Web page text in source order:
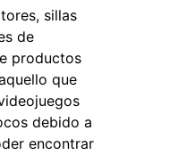
sillas
de
productos
que
debido a
encontrar